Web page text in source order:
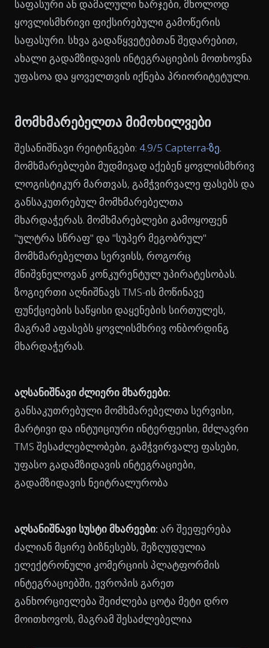
საფასური ან დამალული ხარჯები, მხოლოდ
ყოვლისმხრივი ფიქსირებული გამოწერის
საფასური. სხვა გადაწყვეტებთან შედარებით,
ახალი გადამზიდავის ინტეგრაციების მოთხოვნა
უფასოა და ყოველთვის იქნება პრიორიტეტული.
მომხმარებელთა მიმოხილვები
შესანიშნავი რეიტინგები: 4.9/5 Capterra-ზე.
მომხმარებლები მუდმივად აქებენ ყოვლისმხრივ
ლოგისტიკურ მართვას, გამჭვირვალე ფასებს და
განსაკუთრებულ მომხმარებელთა
მხარდაჭერას. მომხმარებლები გამოყოფენ
"ულტრა სწრაფ" და "სუპერ მეგობრულ"
მომხმარებელთა სერვისს, როგორც
მნიშვნელოვან კონკურენტულ უპირატესობას.
ზოგიერთი აღნიშნავს TMS-ის მოწინავე
ფუნქციების საწყისი დაყენების სირთულეს,
მაგრამ აფასებს ყოვლისმხრივ ონბორდინგ
მხარდაჭერას.
აღსანიშნავი ძლიერი მხარეები:
განსაკუთრებული მომხმარებელთა სერვისი,
მარტივი და ინტუიციური ინტერფეისი, მძლავრი
TMS შესაძლებლობები, გამჭვირვალე ფასები,
უფასო გადამზიდავის ინტეგრაციები,
გადამზიდავის ნეიტრალურობა
აღსანიშნავი სუსტი მხარეები: არ შეეფერება
ძალიან მცირე ბიზნესებს, შეზღუდულია
ელექტრონული კომერციის პლატფორმის
ინტეგრაციებში, ევროპის გარეთ
განხორციელება შეიძლება ცოტა მეტი დრო
მოითხოვოს, მაგრამ შესაძლებელია